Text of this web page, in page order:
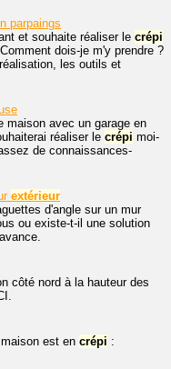
parpaings
et souhaite réaliser le crépi
dois-je m'y prendre ?
les outils et
maison avec un garage en
réaliser le crépi moi-
de connaissances-
extérieur
d'angle sur un mur
ou existe-t-il une solution
côté nord à la hauteur des
est en crépi :